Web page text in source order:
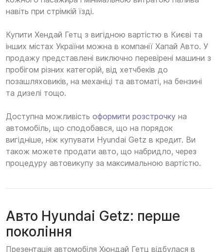
навіть при стрімкій їзді.
Купити Хендай Гетц з вигідною вартістю в Києві та
інших містах України можна в компанії Хапай Авто. У
продажу представлені виключно перевірені машини з
пробігом різних категорій, від хетчбеків до
позашляховиків, на механіці та автоматі, на бензині
та дизелі тощо.
Доступна можливість оформити розстрочку на
автомобіль, що сподобався, що на порядок
вигідніше, ніж купувати Hyundai Getz в кредит. Ви
також можете продати авто, що набридло, через
процедуру автовикупу за максимальною вартістю.
Авто Hyundai Getz: перше
покоління
Презентація автомобіля Хюндай Гетц відбулася в